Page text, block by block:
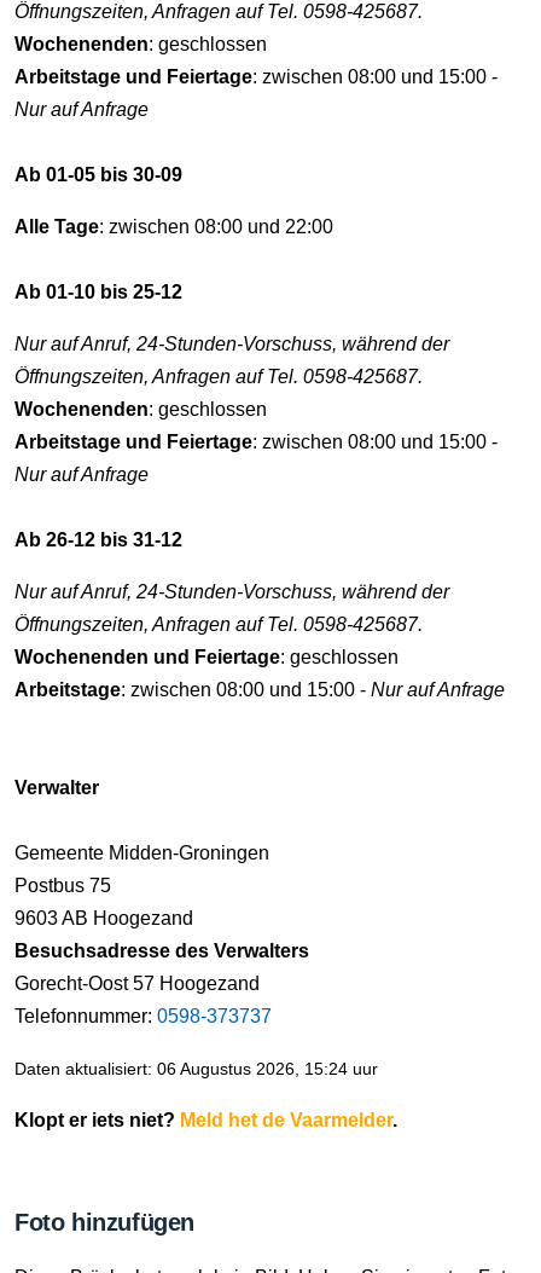
Öffnungszeiten, Anfragen auf Tel. 0598-425687.
Wochenenden: geschlossen
Arbeitstage und Feiertage: zwischen 08:00 und 15:00 -
Nur auf Anfrage
Ab 01-05 bis 30-09
Alle Tage: zwischen 08:00 und 22:00
Ab 01-10 bis 25-12
Nur auf Anruf, 24-Stunden-Vorschuss, während der
Öffnungszeiten, Anfragen auf Tel. 0598-425687.
Wochenenden: geschlossen
Arbeitstage und Feiertage: zwischen 08:00 und 15:00 -
Nur auf Anfrage
Ab 26-12 bis 31-12
Nur auf Anruf, 24-Stunden-Vorschuss, während der
Öffnungszeiten, Anfragen auf Tel. 0598-425687.
Wochenenden und Feiertage: geschlossen
Arbeitstage: zwischen 08:00 und 15:00 - Nur auf Anfrage
Verwalter
Gemeente Midden-Groningen
Postbus 75
9603 AB Hoogezand
Besuchsadresse des Verwalters
Gorecht-Oost 57 Hoogezand
Telefonnummer: 0598-373737
Daten aktualisiert: 06 Augustus 2026, 15:24 uur
Klopt er iets niet? Meld het de Vaarmelder.
Foto hinzufügen